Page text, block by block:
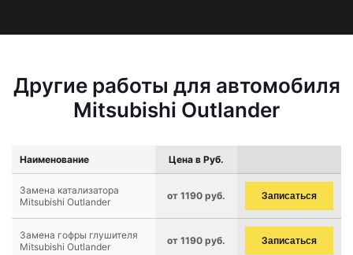
Другие работы для автомобиля
Mitsubishi Outlander
Наименование Цена в Руб.
Замена катализатора
Mitsubishi Outlander
от 1190 руб. Записаться
Замена гофры глушителя
Mitsubishi Outlander
от 1190 руб. Записаться